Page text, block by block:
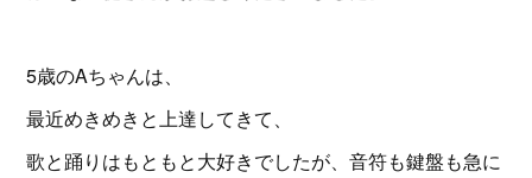
5歳のAちゃんは、
最近めきめきと上達してきて、
歌と踊りはもともと大好きでしたが、音符も鍵盤も急に